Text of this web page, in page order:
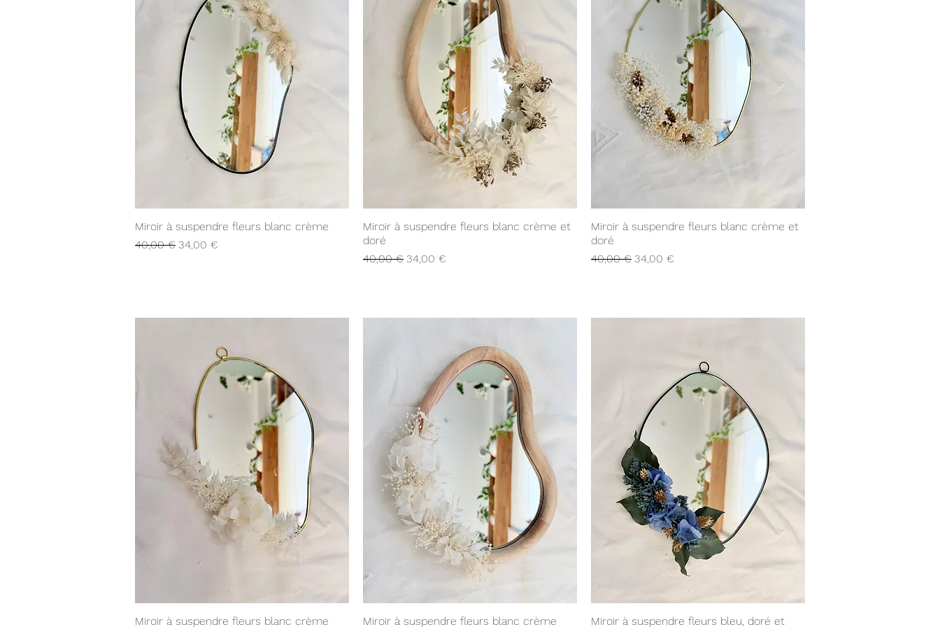
Aperçu rapide
Miroir à suspendre fleurs blanc crème
Prix original
40,00 € Prix promotionnel
34,00 €
Aperçu rapide
Miroir à suspendre fleurs blanc crème et
doré
Prix original
40,00 € Prix promotionnel
34,00 €
Aperçu rapide
Miroir à suspendre fleurs blanc crème et
doré
Prix original
40,00 € Prix promotionnel
34,00 €
Aperçu rapide
Miroir à suspendre fleurs blanc crème
Aperçu rapide
Miroir à suspendre fleurs blanc crème
Aperçu rapide
Miroir à suspendre fleurs bleu, doré et